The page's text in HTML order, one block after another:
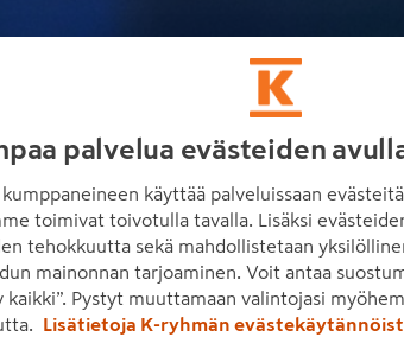
Suodattimet 1
133 tuotetta
palvelua evästeiden
käyttää palveluissaan
toimivat toivotulla tavalla. Lisäksi
tehokkuutta sekä mahdollistetaan
mainonnan tarjoaminen. Voit antaa
kaikki”. Pystyt muuttamaan valintojasi
Lisätietoja K-ryhmän